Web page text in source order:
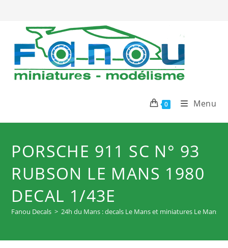
0 Menu
PORSCHE 911 SC N° 93
RUBSON LE MANS 1980
DECAL 1/43E
Fanou Decals > 24h du Mans : decals Le Mans et miniatures Le Mans